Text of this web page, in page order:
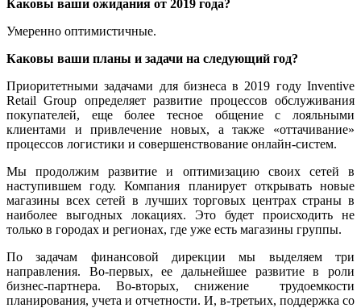
Каковы ваши ожидания от 2019 года?
Умеренно оптимистичные.
Каковы ваши планы и задачи на следующий год?
Приоритетными задачами для бизнеса в 2019 году Inventive
Retail Group определяет развитие процессов обслуживания
покупателей, еще более тесное общение с лояльными
клиентами и привлечение новых, а также «оттачивание»
процессов логистики и совершенствование онлайн-систем.
Мы продолжим развитие и оптимизацию своих сетей в
наступившем году. Компания планирует открывать новые
магазины всех сетей в лучших торговых центрах страны в
наиболее выгодных локациях. Это будет происходить не
только в городах и регионах, где уже есть магазины группы.
По задачам финансовой дирекции мы выделяем три
направления. Во-первых, ее дальнейшее развитие в роли
бизнес-партнера. Во-вторых, снижение трудоемкости
планирования, учета и отчетности. И, в-третьих, поддержка со